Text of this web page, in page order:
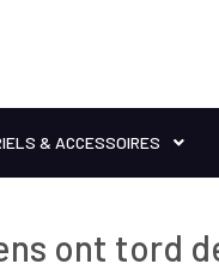
& ACCESSOIRES
ont tord